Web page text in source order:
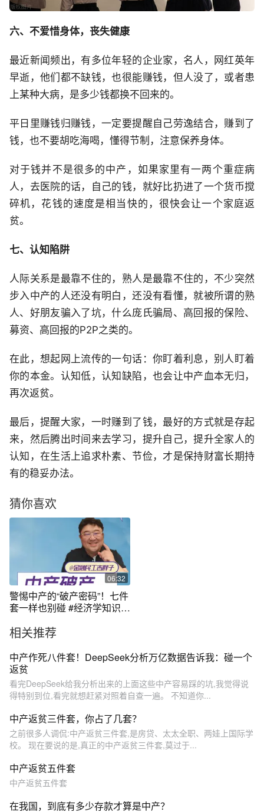
六、不爱惜身体，丧失健康
最近新闻频出，有多位年轻的企业家，名人，网红英年
早逝，他们都不缺钱，也很能赚钱，但人没了，或者患
上某种大病，是多少钱都换不回来的。
平日里赚钱归赚钱，一定要提醒自己劳逸结合，赚到了
钱，也不要胡吃海喝，懂得节制，注意保养身体。
对于钱并不是很多的中产，如果家里有一两个重症病
人，去医院的话，自己的钱，就好比扔进了一个货币搅
碎机，花钱的速度是相当快的，很快会让一个家庭返
贫。
七、认知陷阱
人际关系是最靠不住的，熟人是最靠不住的，不少突然
步入中产的人还没有明白，还没有看懂，就被所谓的熟
人、好朋友骗入了坑，什么庞氏骗局、高回报的保险、
募资、高回报的P2P之类的。
在此，想起网上流传的一句话：你盯着利息，别人盯着
你的本金。认知低，认知缺陷，也会让中产血本无归，
再次返贫。
最后，提醒大家，一时赚到了钱，最好的方式就是存起
来，然后腾出时间来去学习，提升自己，提升全家人的
认知，在生活上追求朴素、节俭，才是保持财富长期持
有的稳妥办法。
猜你喜欢
06:32
警惕中产的“破产密码”！七件
套一样也别碰 #经济学知识看
财经
相关推荐
中产作死八件套！DeepSeek分析万亿数据告诉我：碰一个
返贫
看完DeepSeek给我分析出来的上面这些中产容易踩的坑,我觉得说
得特别到位,看完就想赶紧对照着自查一遍。 不知道你...
中产返贫三件套，你占了几套？
之前很多人调侃:中产返贫三件套,是房贷、太太全职、两娃上国际学
校。 现在要说的是,真正的中产返贫三件套,莫过于...
中产返贫五件套
中产返贫五件套
在我国，到底有多少存款才算是中产？